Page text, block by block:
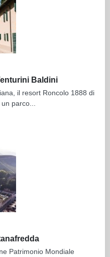
Baldini
il resort Roncolo 1888 di
parco...
Patrimonio Mondiale